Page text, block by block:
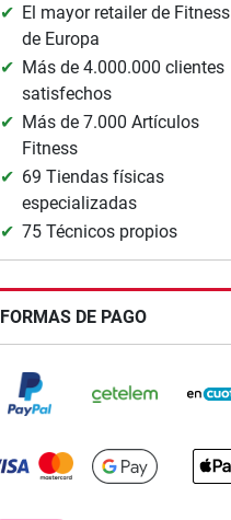
El mayor retailer de Fitness
de Europa
Más de 4.000.000 clientes
satisfechos
Más de 7.000 Artículos
Fitness
69 Tiendas físicas
especializadas
75 Técnicos propios
FORMAS DE PAGO